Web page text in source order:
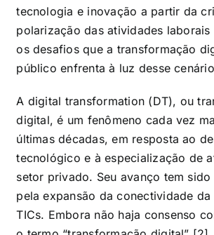
tecnologia e inovação a partir da
polarização das atividades
os desafios que a transformação
público enfrenta à luz desse
A digital transformation (DT), ou
digital, é um fenômeno cada vez
últimas décadas, em resposta ao
tecnológico e à especialização de
setor privado. Seu avanço tem
pela expansão da conectividade da
TICs. Embora não haja consenso